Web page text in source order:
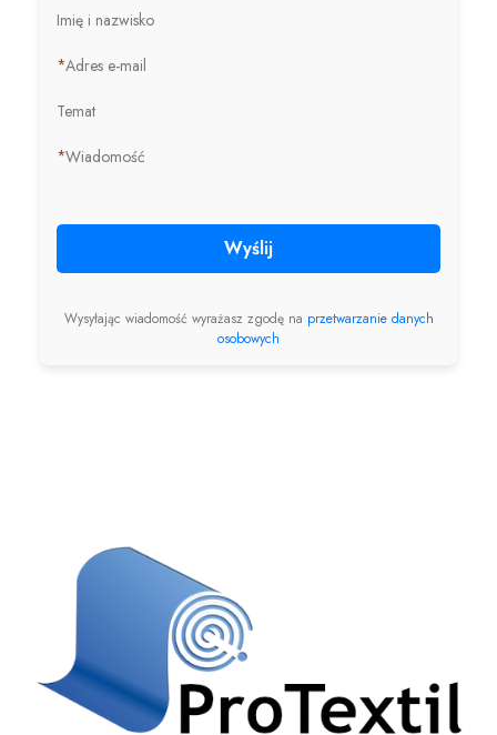
Imię i nazwisko
*Adres e-mail
Temat
*Wiadomość
Wyślij
Wysyłając wiadomość wyrażasz zgodę na przetwarzanie danych
osobowych